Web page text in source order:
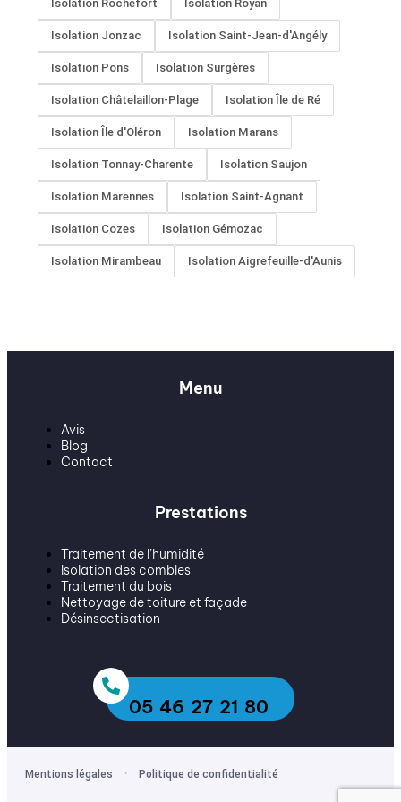
Isolation Rochefort Isolation Royan
Isolation Jonzac Isolation Saint-Jean-d'Angély
Isolation Pons Isolation Surgères
Isolation Châtelaillon-Plage Isolation Île de Ré
Isolation Île d'Oléron Isolation Marans
Isolation Tonnay-Charente Isolation Saujon
Isolation Marennes Isolation Saint-Agnant
Isolation Cozes Isolation Gémozac
Isolation Mirambeau Isolation Aigrefeuille-d'Aunis
Menu
Avis
Blog
Contact
Prestations
Traitement de l’humidité
Isolation des combles
Traitement du bois
Nettoyage de toiture et façade
Désinsectisation
05 46 27 21 80
Mentions légales · Politique de confidentialité